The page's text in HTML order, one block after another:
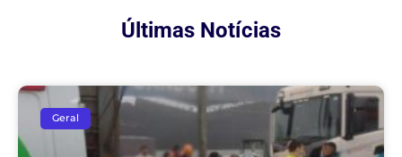
Últimas Notícias
Geral